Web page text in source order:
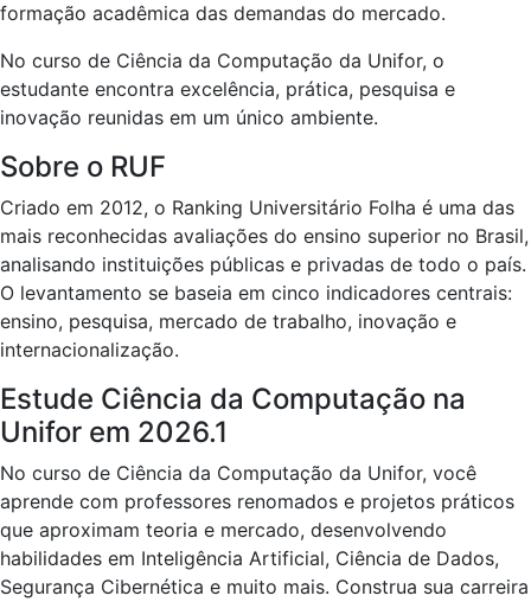
formação acadêmica das demandas do mercado.
No curso de Ciência da Computação da Unifor, o
estudante encontra excelência, prática, pesquisa e
inovação reunidas em um único ambiente.
Sobre o RUF
Criado em 2012, o Ranking Universitário Folha é uma das
mais reconhecidas avaliações do ensino superior no Brasil,
analisando instituições públicas e privadas de todo o país.
O levantamento se baseia em cinco indicadores centrais:
ensino, pesquisa, mercado de trabalho, inovação e
internacionalização.
Estude Ciência da Computação na
Unifor em 2026.1
No curso de Ciência da Computação da Unifor, você
aprende com professores renomados e projetos práticos
que aproximam teoria e mercado, desenvolvendo
habilidades em Inteligência Artificial, Ciência de Dados,
Segurança Cibernética e muito mais. Construa sua carreira